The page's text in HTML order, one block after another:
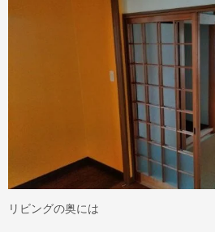
リビングの奥には